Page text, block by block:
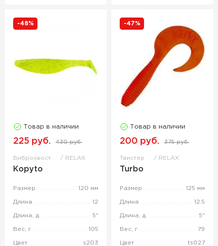
-48%
Товар в наличии
225 руб. 430 руб.
Виброхвост RELAX
Kopyto
Размер 120 мм
Длина 12
Длина, д. 5"
Вес, г 105
Цвет s203
-47%
Товар в наличии
200 руб. 375 руб.
Твистер RELAX
Turbo
Размер 125 мм
Длина 12.5
Длина, д. 5"
Вес, г 79
Цвет ts027